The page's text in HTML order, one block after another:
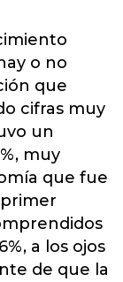
o no
que
cifras muy
un
muy
que fue
a los ojos
de que la